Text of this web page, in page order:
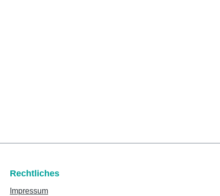
Rechtliches
Impressum